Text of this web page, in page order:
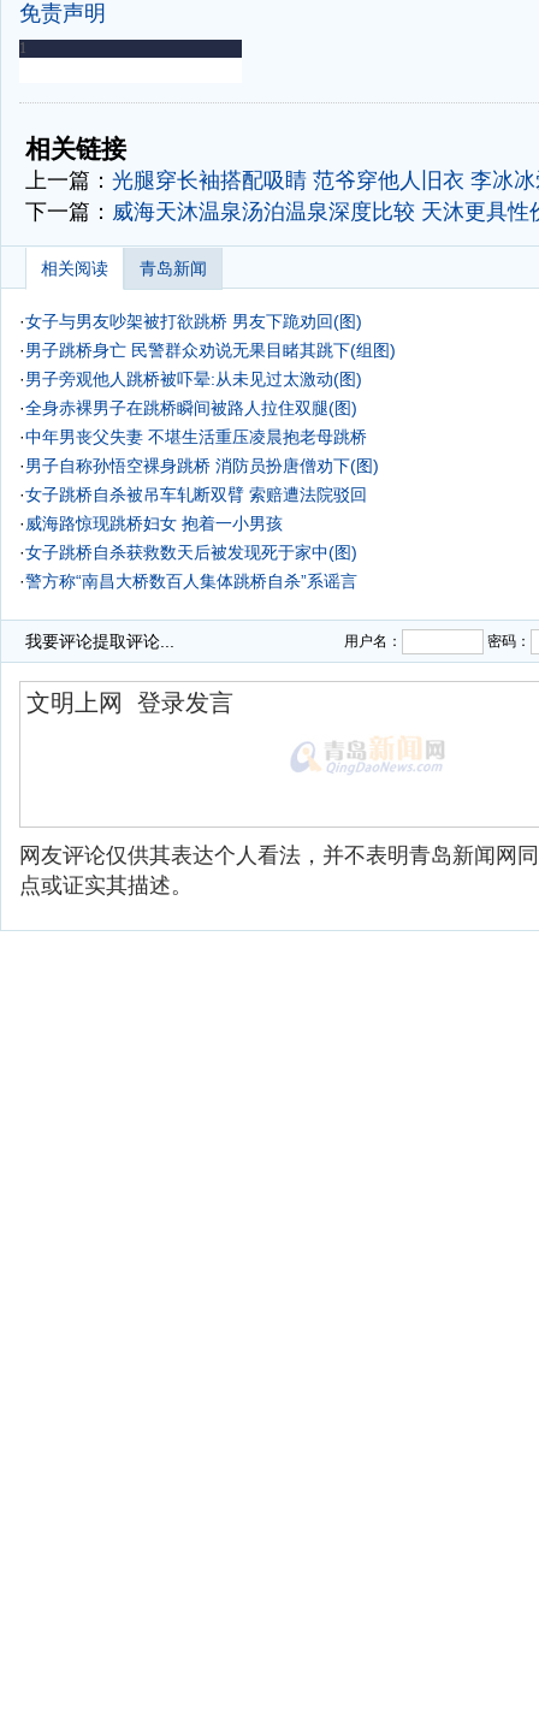
免责声明
-
相关链接
上一篇： 光腿穿长袖搭配吸睛 范爷穿他人旧衣 李冰
下一篇： 威海天沐温泉汤泊温泉深度比较 天沐更具性
相关阅读 青岛新闻
·女子与男友吵架被打欲跳桥 男友下跪劝回(图)
·男子跳桥身亡 民警群众劝说无果目睹其跳下(组图)
·男子旁观他人跳桥被吓晕:从未见过太激动(图)
·全身赤裸男子在跳桥瞬间被路人拉住双腿(图)
·中年男丧父失妻 不堪生活重压凌晨抱老母跳桥
·男子自称孙悟空裸身跳桥 消防员扮唐僧劝下(图)
·女子跳桥自杀被吊车轧断双臂 索赔遭法院驳回
· 威海路惊现跳桥妇女 抱着一小男孩
·女子跳桥自杀获救数天后被发现死于家中(图)
·警方称“南昌大桥数百人集体跳桥自杀”系谣言
我要评论提取评论... 用户名： 密码：
网友评论仅供其表达个人看法，并不表明青岛新闻网
点或证实其描述。